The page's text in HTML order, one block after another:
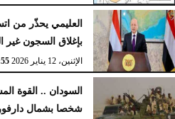
العليمي يحذّر من
بإغلاق السجون غير
الإثنين، 12 يناير 2026
شخصا بشمال دارفور